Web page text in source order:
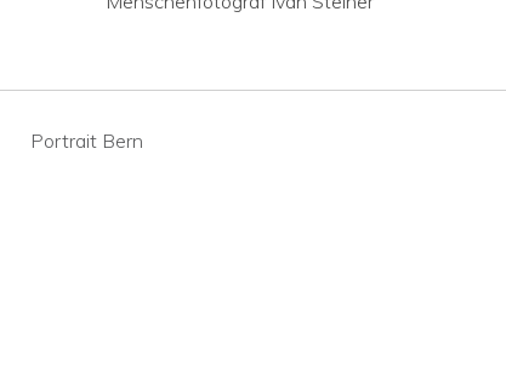
Beitragsnavigation
Portrait Bern